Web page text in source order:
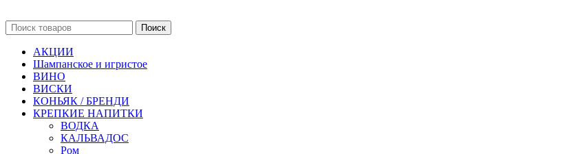
Поиск
АКЦИИ
Шампанское и игристое
ВИНО
ВИСКИ
КОНЬЯК / БРЕНДИ
КРЕПКИЕ НАПИТКИ
ВОДКА
КАЛЬВАДОС
Ром